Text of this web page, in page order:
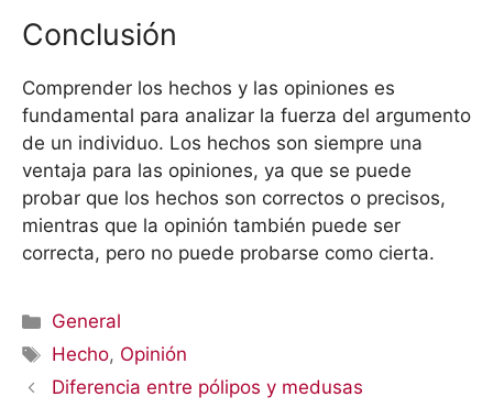
Conclusión
Comprender los hechos y las opiniones es
fundamental para analizar la fuerza del argumento
de un individuo. Los hechos son siempre una
ventaja para las opiniones, ya que se puede
probar que los hechos son correctos o precisos,
mientras que la opinión también puede ser
correcta, pero no puede probarse como cierta.
Categorías
General
Etiquetas
Hecho, Opinión
Diferencia entre pólipos y medusas